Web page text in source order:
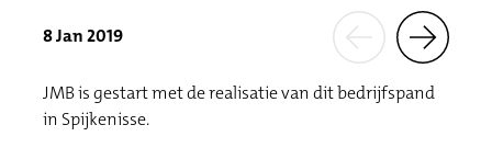
8 Jan 2019
JMB is gestart met de realisatie van dit bedrijfspand
in Spijkenisse.